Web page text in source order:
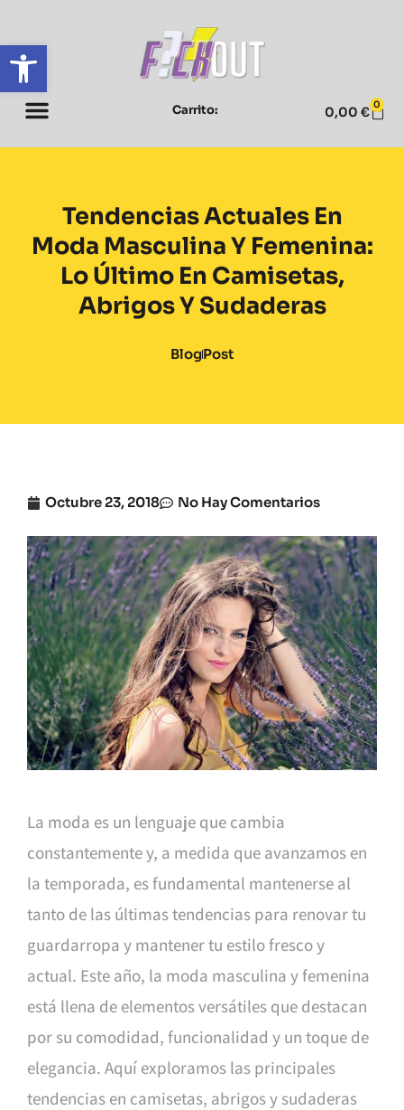
Abrir barra de herramientas
Carrito: 0,00 € 0
Tendencias Actuales En
Moda Masculina Y Femenina:
Lo Último En Camisetas,
Abrigos Y Sudaderas
BlogPost
Octubre 23, 2018 No Hay Comentarios
La moda es un lenguaje que cambia
constantemente y, a medida que avanzamos en
la temporada, es fundamental mantenerse al
tanto de las últimas tendencias para renovar tu
guardarropa y mantener tu estilo fresco y
actual. Este año, la moda masculina y femenina
está llena de elementos versátiles que destacan
por su comodidad, funcionalidad y un toque de
elegancia. Aquí exploramos las principales
tendencias en camisetas, abrigos y sudaderas